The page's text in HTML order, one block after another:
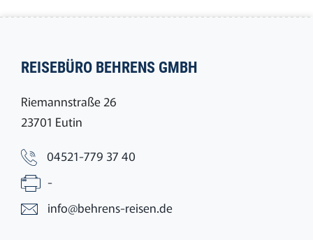
REISEBÜRO BEHRENS GMBH
Riemannstraße 26
23701 Eutin
04521-779 37 40
-
info@behrens-reisen.de